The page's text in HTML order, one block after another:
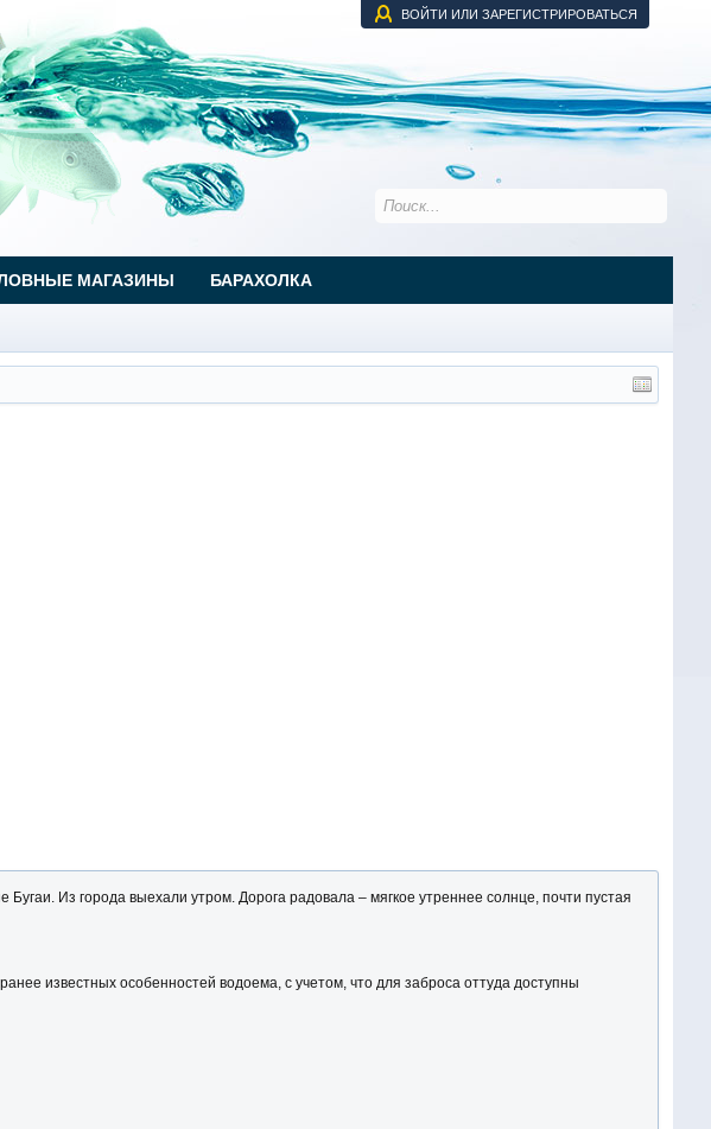
ВОЙТИ ИЛИ ЗАРЕГИСТРИРОВАТЬСЯ
Из города выехали утром. Дорога радовала – мягкое утреннее солнце, почти пустая
известных особенностей водоема, с учетом, что для заброса оттуда доступны
МАГАЗИНЫ БАРАХОЛКА